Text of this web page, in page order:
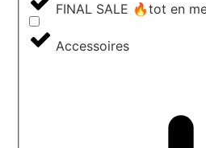
FINAL SALE 🔥tot en
Accessoires